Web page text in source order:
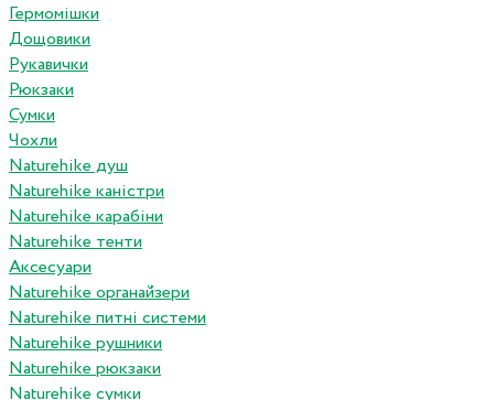
Гермомішки
Дощовики
Рукавички
Рюкзаки
Сумки
Чохли
Naturehike душ
Naturehike каністри
Naturehike карабіни
Naturehike тенти
Аксесуари
Naturehike органайзери
Naturehike питні системи
Naturehike рушники
Naturehike рюкзаки
Naturehike сумки